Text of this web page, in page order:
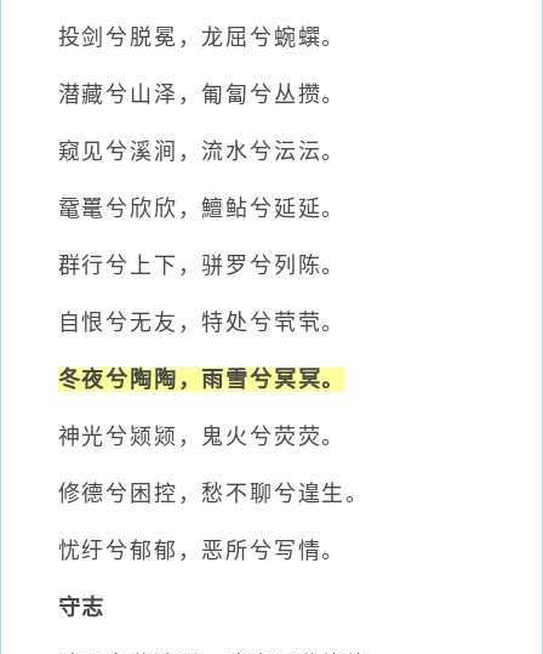
投剑兮脱冕，龙屈兮蜿蟤。
潜藏兮山泽，匍匐兮丛攒。
窥见兮溪涧，流水兮沄沄。
鼋鼍兮欣欣，鱣鲇兮延延。
群行兮上下，骈罗兮列陈。
自恨兮无友，特处兮茕茕。
冬夜兮陶陶，雨雪兮冥冥。
神光兮颎颎，鬼火兮荧荧。
修德兮困控，愁不聊兮遑生。
忧纡兮郁郁，恶所兮写情。
守志